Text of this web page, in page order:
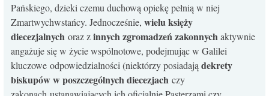
Pańskiego, dzieki czemu duchową opiekę pełnią w niej
Zmartwychwstańcy. Jednocześnie, wielu księży
diecezjalnych oraz zinnych zgromadzeń zakonnych aktywnie
angażuje się w życie wspólnotowe, podejmując w Galilei
kluczowe odpowiedzialności (niektórzy posiadają dekrety
biskupów w poszczególnych diecezjach czy